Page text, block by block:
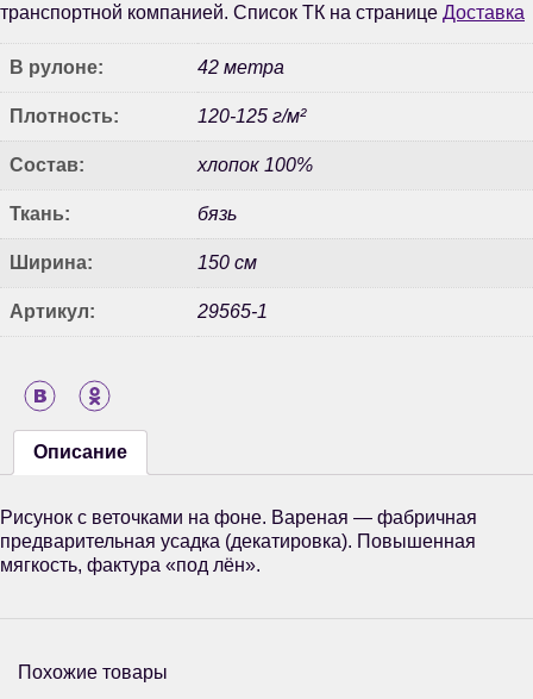
транспортной компанией. Список ТК на странице Доставка
В рулоне: 42 метра
Плотность: 120-125 г/м²
Состав: хлопок 100%
Ткань: бязь
Ширина: 150 см
Артикул: 29565-1
Описание
Рисунок с веточками на фоне. Вареная — фабричная
предварительная усадка (декатировка). Повышенная
мягкость, фактура «под лён».
Похожие товары